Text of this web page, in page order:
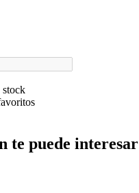
stock
te puede interesar